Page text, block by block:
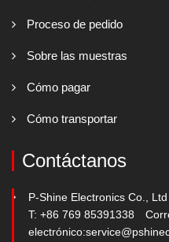
Proceso de pedido
Sobre las muestras
Cómo pagar
Cómo transportar
Contáctanos
P-Shine Electronics Co., Ltd
T: +86 769 85391338
electrónico: